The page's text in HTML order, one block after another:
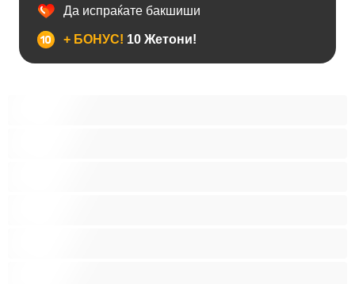
Да испраќате бакшиши
+ БОНУС! 10 Жетони!